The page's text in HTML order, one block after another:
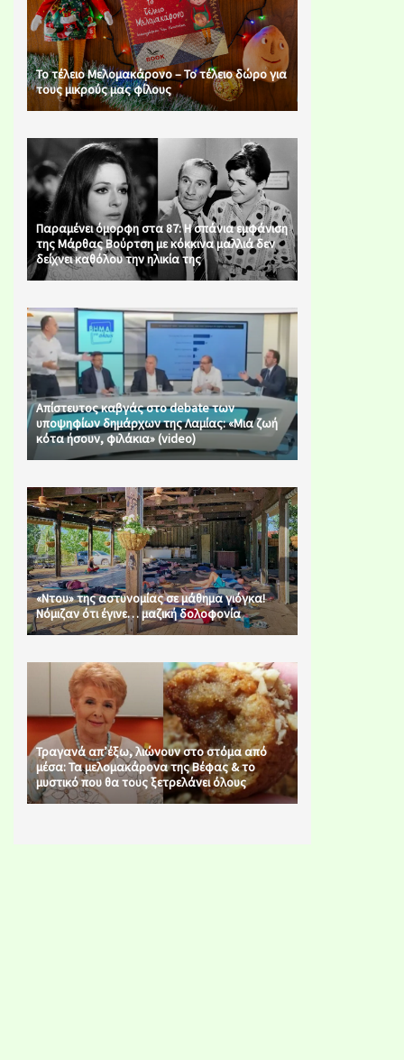
Το τέλειο Μελομακάρονο – Το τέλειο δώρο για
τους μικρούς μας φίλους
Παραμένει όμορφη στα 87: Η σπάνια εμφάνιση
της Μάρθας Βούρτση με κόκκινα μαλλιά δεν
δείχνει καθόλου την ηλικία της
Απίστευτος καβγάς στο debate των
υποψηφίων δημάρχων της Λαμίας: «Μια ζωή
κότα ήσουν, φιλάκια» (video)
«Ντου» της αστυνομίας σε μάθημα γιόγκα!
Νόμιζαν ότι έγινε… μαζική δολοφονία
Τραγανά απ’έξω, λιώνουν στο στόμα από
μέσα: Τα μελομακάρονα της Βέφας & το
μυστικό που θα τους ξετρελάνει όλους